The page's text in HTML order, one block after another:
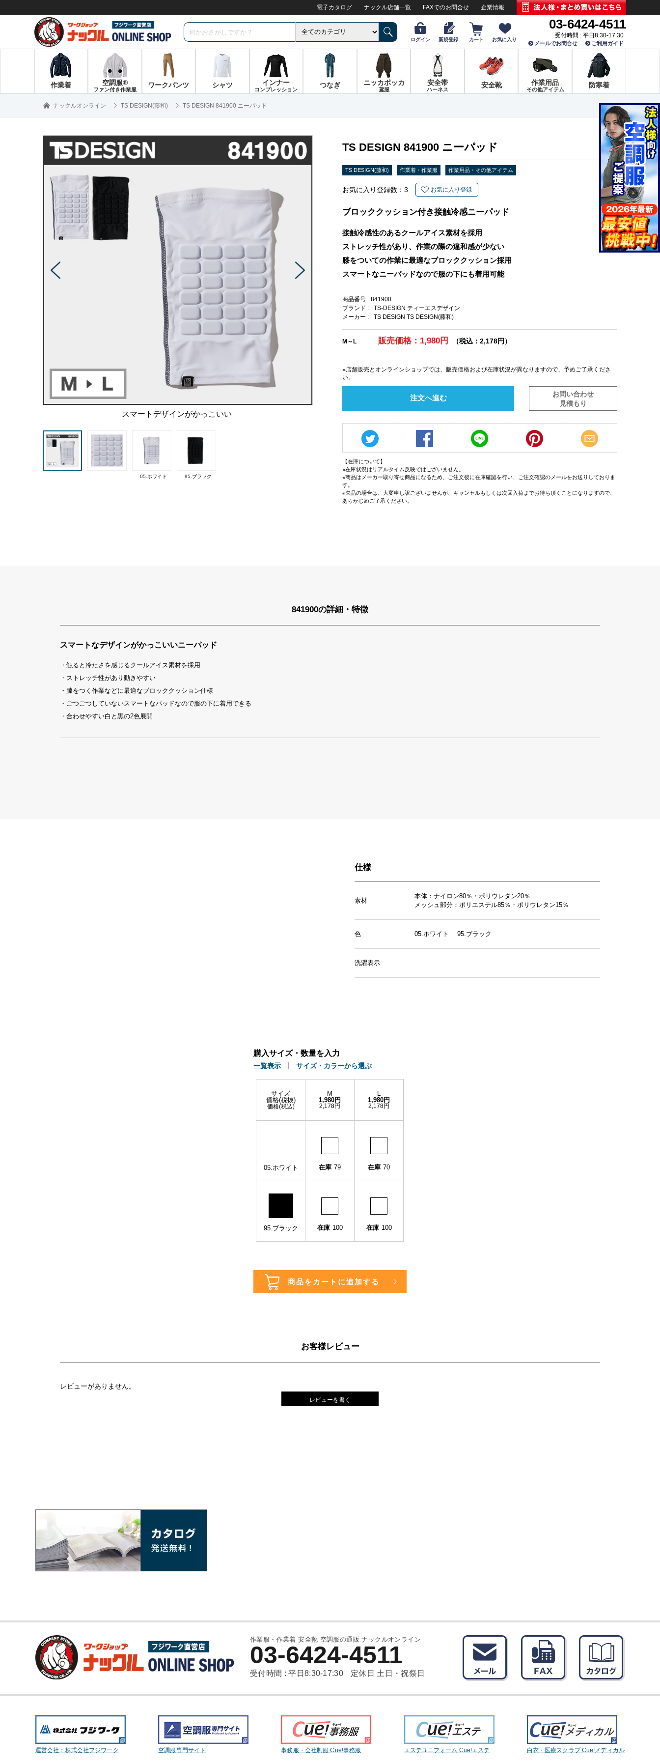
電子カタログ ナックル店舗一覧 FAXでのお問合せ 企業情報
ログイン 新規登録 カート お気に入り
03-6424-4511
受付時間 : 平日8:30-17:30
メールでお問合せ ご利用ガイド
作業着 空調服®
ファン付き作業服
ワークパンツ シャツ インナー
コンプレッション
つなぎ ニッカポッカ
鳶服
安全帯
ハーネス
安全靴 作業用品
その他アイテム
防寒着
ナックルオンライン TS DESIGN(藤和) TS DESIGN 841900 ニーパッド
スマートデザインがかっこいい
05.ホワイト 95.ブラック
TS DESIGN 841900 ニーパッド
TS DESIGN(藤和) 作業着・作業服 作業用品・その他アイテム
お気に入り登録数： 3 お気に入り登録
ブロッククッション付き接触冷感ニーパッド
接触冷感性のあるクールアイス素材を採用
ストレッチ性があり、作業の際の違和感が少ない
膝をついての作業に最適なブロッククッション採用
スマートなニーパッドなので服の下にも着用可能
商品番号
841900
ブランド :
TS-DESIGN ティーエスデザイン
メーカー :
TS DESIGN TS DESIGN(藤和)
M～L 販売価格：1,980円 （税込：2,178円）
※店舗販売とオンラインショップでは、販売価格および在庫状況が異なりますので、予めご了承くださ
い。
注文へ進む
お問い合わせ
見積もり
【在庫について】
※在庫状況はリアルタイム反映ではございません。
※商品はメーカー取り寄せ商品になるため、ご注文後に在庫確認を行い、ご注文確認のメールをお送りしておりま
す。
※欠品の場合は、大変申し訳ございませんが、キャンセルもしくは次回入荷までお待ち頂くことになりますので、
あらかじめご了承ください。
841900の詳細・特徴
スマートなデザインがかっこいいニーパッド
・触ると冷たさを感じるクールアイス素材を採用
・ストレッチ性があり動きやすい
・膝をつく作業などに最適なブロッククッション仕様
・ごつごつしていないスマートなパッドなので服の下に着用できる
・合わせやすい白と黒の2色展開
仕様
素材
本体：ナイロン80％・ポリウレタン20％
メッシュ部分：ポリエステル85％・ポリウレタン15％
色 05.ホワイト 95.ブラック
洗濯表示
購入サイズ・数量を入力
一覧表示 サイズ・カラーから選ぶ
サイズ
価格(税抜)
価格(税込)
M
1,980円
2,178円
L
1,980円
2,178円
05.ホワイト 在庫 79 在庫 70
95.ブラック 在庫 100 在庫 100
お客様レビュー
レビューがありません。
レビューを書く
作業服・作業着 安全靴 空調服の通販 ナックルオンライン
03-6424-4511
受付時間 : 平日8:30-17:30 定休日 土日・祝祭日
運営会社：株式会社フジワーク 空調服専門サイト 事務服・会社制服 Cue!事務服 エステユニフォーム Cue!エステ 白衣・医療スクラブ Cue!メディカル